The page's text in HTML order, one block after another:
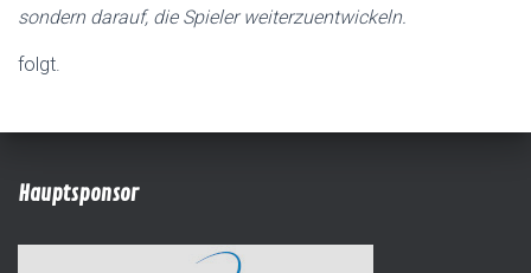
sondern darauf, die Spieler weiterzuentwickeln.
folgt.
Hauptsponsor